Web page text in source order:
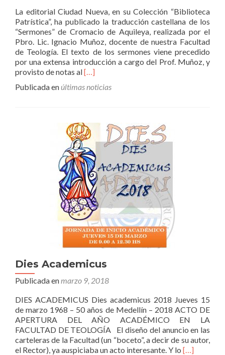
La editorial Ciudad Nueva, en su Colección “Biblioteca
Patrística”, ha publicado la traducción castellana de los
“Sermones” de Cromacio de Aquileya, realizada por el
Pbro. Lic. Ignacio Muñoz, docente de nuestra Facultad
de Teología. El texto de los sermones viene precedido
por una extensa introducción a cargo del Prof. Muñoz, y
provisto de notas alLeer
publicación
[…]
Publicada enúltimas noticias
Dies Academicus
Publicada enmarzo 9, 2018
DIES ACADEMICUS Dies academicus 2018 Jueves 15
de marzo 1968 – 50 años de Medellín – 2018 ACTO DE
APERTURA DEL AÑO ACADÉMICO EN LA
FACULTAD DE TEOLOGÍA El diseño del anuncio en las
carteleras de la Facultad (un “boceto”, a decir de su autor,
el Rector), ya auspiciaba un acto interesante. Y lo Leer
[…]